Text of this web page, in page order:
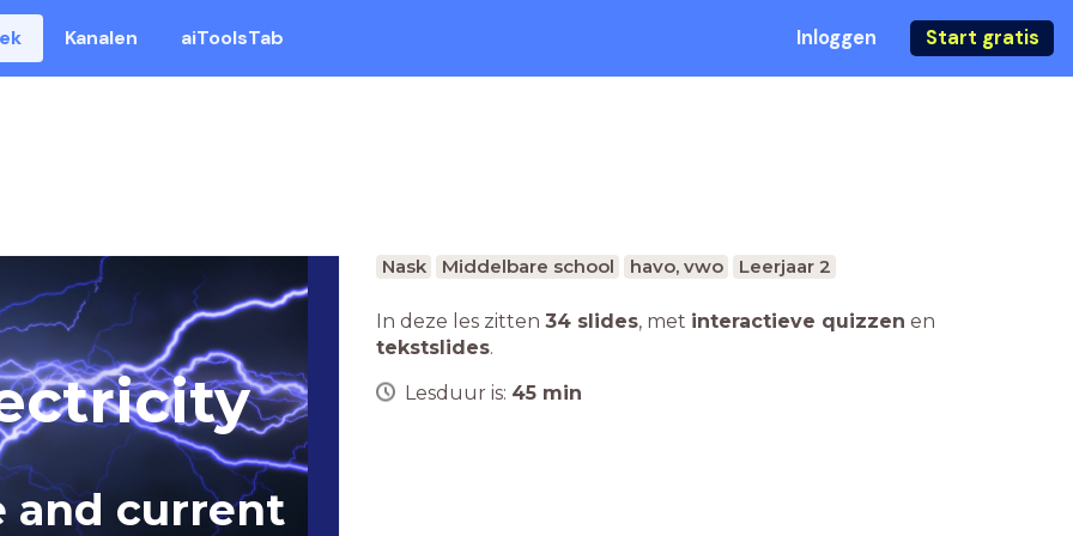
Kanalen aiToolsTab Inloggen Start gratis
5
and current
Nask Middelbare school havo, vwo Leerjaar 2
In deze les zitten 34 slides, met interactieve quizzen en
tekstslides.
Lesduur is: 45 min